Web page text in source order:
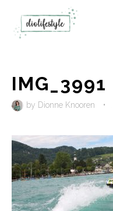
IMG_3991
by Dionne Knooren •